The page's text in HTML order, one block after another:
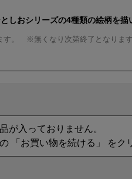
しおシリーズの4種類の絵柄を描
す。 ※無くなり次第終了となりま
が入っておりません。
「お買い物を続ける」 をク